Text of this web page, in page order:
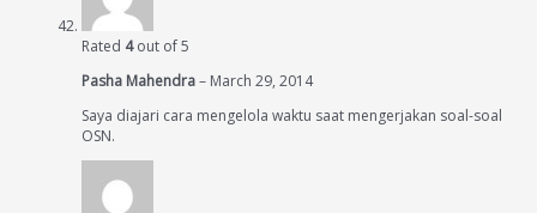
Rated 4out of 5
Pasha Mahendra– March 29, 2014
Saya diajari cara mengelola waktu saat mengerjakan soal-soal
OSN.